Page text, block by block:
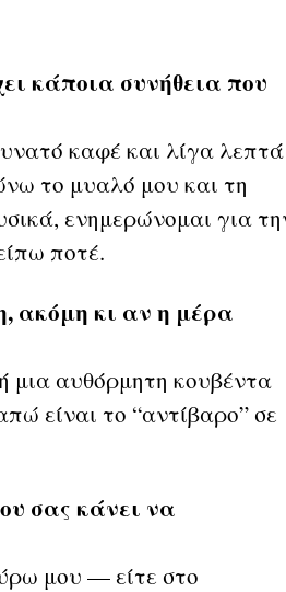
κάποια συνήθεια που
καφέ και λίγα λεπτά
το μυαλό μου και τη
ενημερώνομαι για
ποτέ.
ακόμη κι αν η μέρα
αυθόρμητη κουβέντα
είναι το “αντίβαρο” σε
σας κάνει να
μου — είτε στο